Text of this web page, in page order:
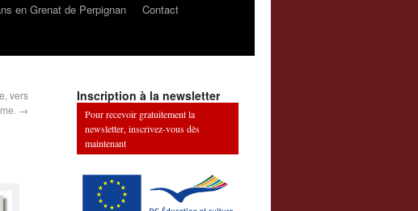
en Grenat de Perpignan
Contact
vers
→
Inscription à la newsletter
Pour recevoir gratuitement la
newsletter, inscrivez-vous dès
maintenant